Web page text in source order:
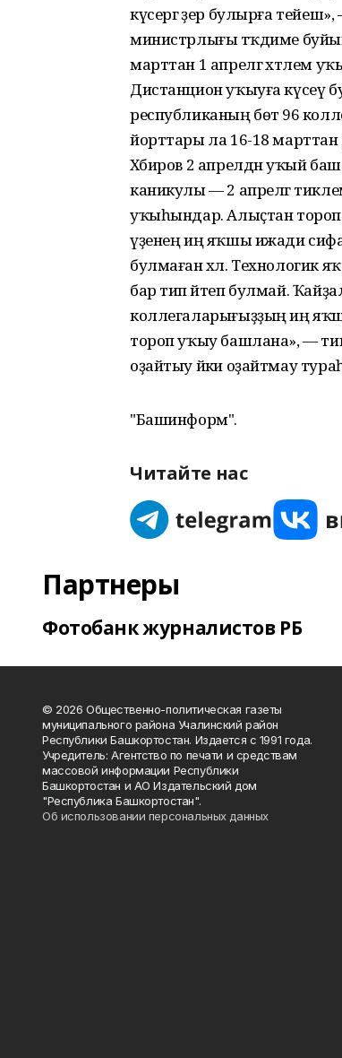
күсергә әҙер булырға
министрлығы тәҡдиме
марттан 1 апрелгә хәтлем
Дистанцион уҡыуға күсеү
республиканың бөтә 96
йорттары ла 16-18
Хәбиров 2 апрелдән уҡый
каникулы — 2 апрелгә
уҡыһындар. Алыҫтан
үҙенең иң яҡшы ижади
булмаған хәл. Технологик
бар тип әйтеп булмай.
коллегаларығыҙҙың иң яҡшы
тороп уҡыу башлана», —
оҙайтыу йәки оҙайтмау
"Башинформ".
Читайте нас
Партнеры
Фотобанк журналистов РБ
© 2026 Общественно-политическая газеты
муниципального района Учалинский район
Республики Башкортостан. Издается с 1991 года.
Учредитель: Агентство по печати и средствам
массовой информации Республики
Башкортостан и АО Издательский дом
"Республика Башкортостан".
Об использовании персональных данных